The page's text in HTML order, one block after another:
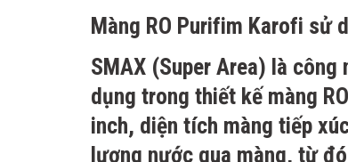
Màng RO Purifim Karofi sử
SMAX (Super Area) là
dụng trong thiết kế màng
inch, diện tích màng tiếp
lượng nước qua màng, từ